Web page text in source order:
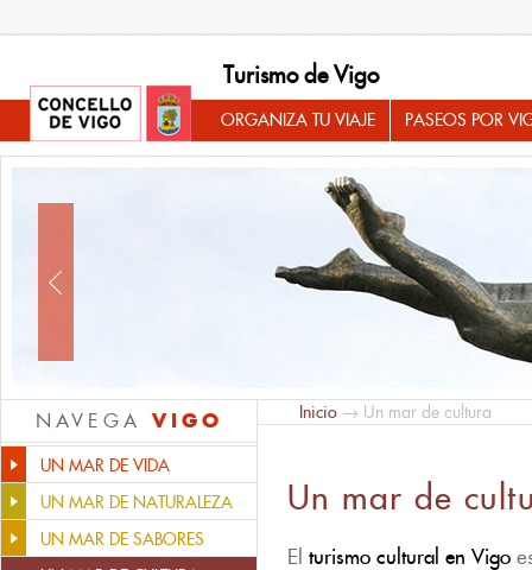
Turismo de Vigo
ORGANIZA TU VIAJE PASEOS POR
NAVEGA VIGO
UN MAR DE VIDA
UN MAR DE NATURALEZA
UN MAR DE SABORES
Inicio → Un mar de cultura
Un mar de
El turismo cultural en Vigo